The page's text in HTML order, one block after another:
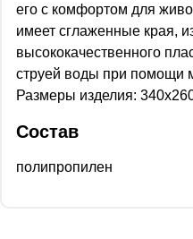
его с комфортом для
имеет сглаженные края,
высококачественного
струей воды при помощи
Размеры изделия:
Состав
полипропилен